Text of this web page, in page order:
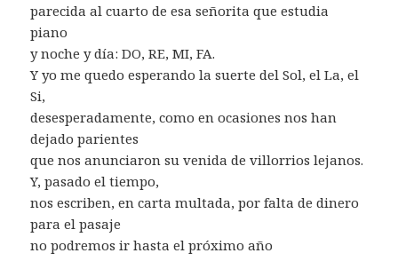
parecida al cuarto de esa señorita que estudia
piano
y noche y día: DO, RE, MI, FA.
Y yo me quedo esperando la suerte del Sol, el La, el
Si,
desesperadamente, como en ocasiones nos han
dejado parientes
que nos anunciaron su venida de villorrios lejanos.
Y, pasado el tiempo,
nos escriben, en carta multada, por falta de dinero
para el pasaje
no podremos ir hasta el próximo año